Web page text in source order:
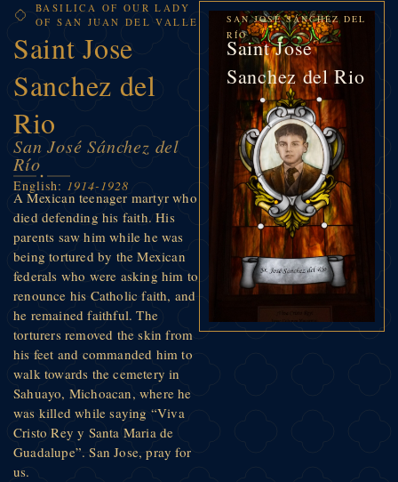
BASILICA OF OUR LADY
OF SAN JUAN DEL VALLE
Saint Jose
Sanchez del
Rio
San José Sánchez del
Río
English: 1914-1928
A Mexican teenager martyr who
died defending his faith. His
parents saw him while he was
being tortured by the Mexican
federals who were asking him to
renounce his Catholic faith, and
he remained faithful. The
torturers removed the skin from
his feet and commanded him to
walk towards the cemetery in
Sahuayo, Michoacan, where he
was killed while saying “Viva
Cristo Rey y Santa Maria de
Guadalupe”. San Jose, pray for
us.
SAN JOSÉ SÁNCHEZ DEL
RÍO
Saint Jose
Sanchez del Rio